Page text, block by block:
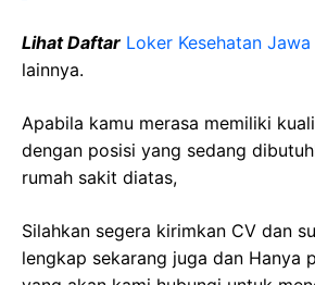
Lihat Daftar Loker Kesehatan
lainnya.
Apabila kamu merasa memiliki
dengan posisi yang sedang
rumah sakit diatas,
Silahkan segera kirimkan CV dan
lengkap sekarang juga dan Hanya